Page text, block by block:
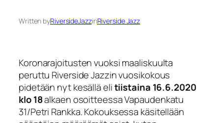
Written byRiversideJazzinRiverside Jazz
Koronarajoitusten vuoksi maaliskuulta
peruttu Riverside Jazzin vuosikokous
pidetään nyt kesällä elitiistaina 16.6.2020
klo 18alkaen osoitteessa Vapaudenkatu
31/Petri Rankka. Kokouksessa käsitellään